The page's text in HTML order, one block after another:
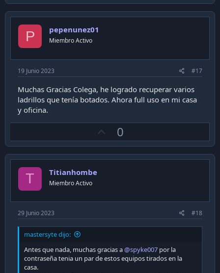
i
o
n
s
:
v
P pepenunez01
Miembro Activo
19 Junio 2023 #17
Muchas Gracias Colega, he logrado recuperar varios
ladrillos que tenía botados. Ahora full uso en mi casa
y oficina.
p
v
0
T Titianhombe
Miembro Activo
29 Junio 2023 #18
mastersyte dijo:
Antes que nada, muchas gracias a@spyke007 por la
contraseña tenia un par de estos equipos tirados en la
casa.